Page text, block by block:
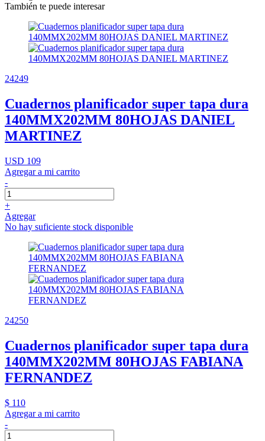
También te puede interesar
24249
Cuadernos planificador super tapa dura
140MMX202MM 80HOJAS DANIEL
MARTINEZ
USD 109
Agregar a mi carrito
-
+
Agregar
No hay suficiente stock disponible
24250
Cuadernos planificador super tapa dura
140MMX202MM 80HOJAS FABIANA
FERNANDEZ
$ 110
Agregar a mi carrito
-